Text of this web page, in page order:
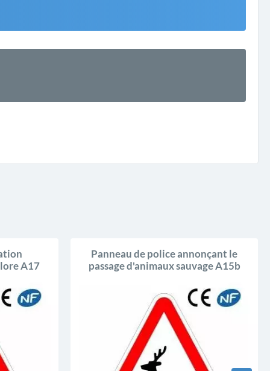
A17
Panneau de police annonçant le
passage d'animaux sauvage A15b